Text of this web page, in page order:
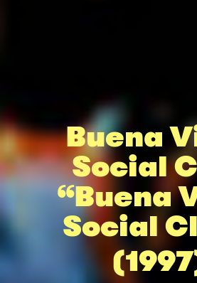
Buena
Social
“Buena
Social